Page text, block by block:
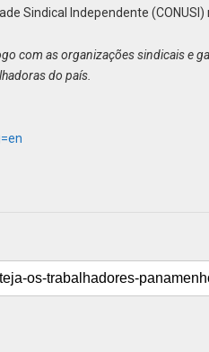
Sindical Independente (CONUSI)
com as organizações sindicais e
do país.